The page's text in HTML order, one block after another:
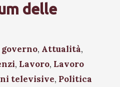
delle
, Attualità,
, Lavoro, Lavoro
televisive, Politica